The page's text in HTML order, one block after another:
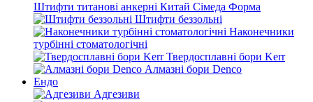
Штифти титанові анкерні Китай Сімеда Форма
Штифти беззольні
Наконечники
турбінні стоматологічні
Твердосплавні бори Kerr
Алмазні бори Denco
Ендо
Адгезиви